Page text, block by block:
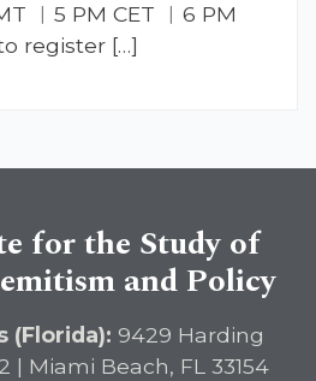
︱5 PM CET ︱6 PM
register […]
for the Study of
and Policy
(Florida): 9429 Harding
| Miami Beach, FL 33154